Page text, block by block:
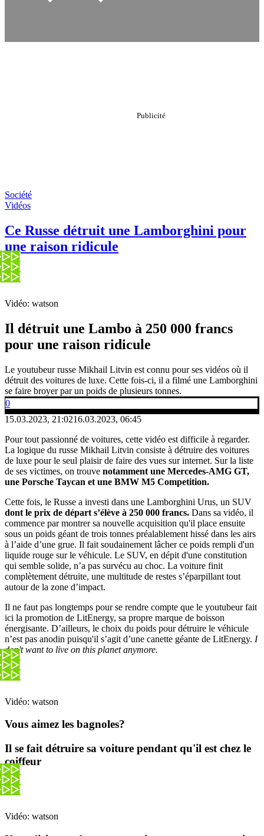
Société
Vidéos
Ce Russe détruit une Lamborghini pour
une raison ridicule
Vidéo: watson
Il détruit une Lambo à 250 000 francs
pour une raison ridicule
Le youtubeur russe Mikhail Litvin est connu pour ses vidéos où il
détruit des voitures de luxe. Cette fois-ci, il a filmé une Lamborghini
se faire broyer par un poids de plusieurs tonnes.
0
15.03.2023, 21:0216.03.2023, 06:45
Pour tout passionné de voitures, cette vidéo est difficile à regarder.
La logique du russe Mikhail Litvin consiste à détruire des voitures
de luxe pour le seul plaisir de faire des vues sur internet. Sur la liste
de ses victimes, on trouve notamment une Mercedes-AMG GT,
une Porsche Taycan et une BMW M5 Competition.
Cette fois, le Russe a investi dans une Lamborghini Urus, un SUV
dont le prix de départ s’élève à 250 000 francs. Dans sa vidéo, il
commence par montrer sa nouvelle acquisition qu'il place ensuite
sous un poids géant de trois tonnes préalablement hissé dans les airs
à l’aide d’une grue. Il fait soudainement lâcher ce poids rempli d'un
liquide rouge sur le véhicule. Le SUV, en dépit d'une constitution
qui semble solide, n’a pas survécu au choc. La voiture finit
complètement détruite, une multitude de restes s’éparpillant tout
autour de la zone d’impact.
Il ne faut pas longtemps pour se rendre compte que le youtubeur fait
ici la promotion de LitEnergy, sa propre marque de boisson
énergisante. D’ailleurs, le choix du poids pour détruire le véhicule
n’est pas anodin puisqu'il s’agit d’une canette géante de LitEnergy. I
don't want to live on this planet anymore.
Vidéo: watson
Vous aimez les bagnoles?
Il se fait détruire sa voiture pendant qu'il est chez le
coiffeur
Vidéo: watson